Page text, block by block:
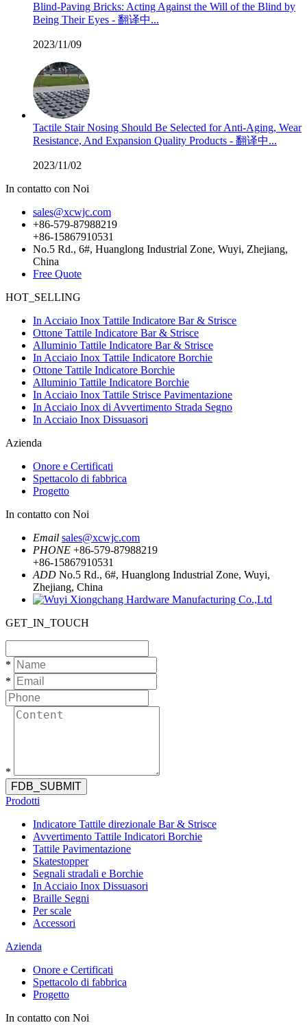
Blind-Paving Bricks: Acting Against the Will of the Blind by
Being Their Eyes - 翻译中...
2023/11/09
Tactile Stair Nosing Should Be Selected for Anti-Aging, Wear
Resistance, And Expansion Quality Products - 翻译中...
2023/11/02
In contatto con Noi
sales@xcwjc.com
+86-579-87988219
+86-15867910531
No.5 Rd., 6#, Huanglong Industrial Zone, Wuyi, Zhejiang,
China
Free Quote
HOT_SELLING
In Acciaio Inox Tattile Indicatore Bar & Strisce
Ottone Tattile Indicatore Bar & Strisce
Alluminio Tattile Indicatore Bar & Strisce
In Acciaio Inox Tattile Indicatore Borchie
Ottone Tattile Indicatore Borchie
Alluminio Tattile Indicatore Borchie
In Acciaio Inox Tattile Strisce Pavimentazione
In Acciaio Inox di Avvertimento Strada Segno
In Acciaio Inox Dissuasori
Azienda
Onore e Certificati
Spettacolo di fabbrica
Progetto
In contatto con Noi
Email sales@xcwjc.com
PHONE +86-579-87988219
+86-15867910531
ADD No.5 Rd., 6#, Huanglong Industrial Zone, Wuyi,
Zhejiang, China
GET_IN_TOUCH
*
*
*
FDB_SUBMIT
Prodotti
Indicatore Tattile direzionale Bar & Strisce
Avvertimento Tattile Indicatori Borchie
Tattile Pavimentazione
Skatestopper
Segnali stradali e Borchie
In Acciaio Inox Dissuasori
Braille Segni
Per scale
Accessori
Azienda
Onore e Certificati
Spettacolo di fabbrica
Progetto
In contatto con Noi